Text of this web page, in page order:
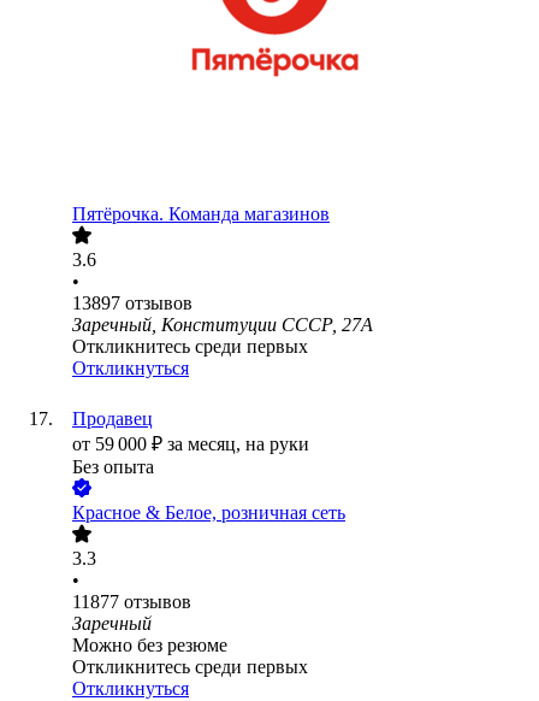
Пятёрочка. Команда магазинов
3.6
•
13897 отзывов
Заречный, Конституции СССР, 27А
Откликнитесь среди первых
Откликнуться
Продавец
от 59 000 ₽ за месяц, на руки
Без опыта
Красное & Белое, розничная сеть
3.3
•
11877 отзывов
Заречный
Можно без резюме
Откликнитесь среди первых
Откликнуться